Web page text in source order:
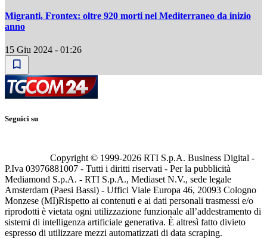
Migranti, Frontex: oltre 920 morti nel Mediterraneo da inizio
anno
15 Giu 2024 - 01:26
Seguici su
Copyright © 1999-2026 RTI S.p.A. Business Digital -
P.Iva 03976881007 - Tutti i diritti riservati - Per la pubblicità
Mediamond S.p.A. - RTI S.p.A., Mediaset N.V., sede legale
Amsterdam (Paesi Bassi) - Uffici Viale Europa 46, 20093 Cologno
Monzese (MI)Rispetto ai contenuti e ai dati personali trasmessi e/o
riprodotti è vietata ogni utilizzazione funzionale all’addestramento di
sistemi di intelligenza artificiale generativa. È altresì fatto divieto
espresso di utilizzare mezzi automatizzati di data scraping.